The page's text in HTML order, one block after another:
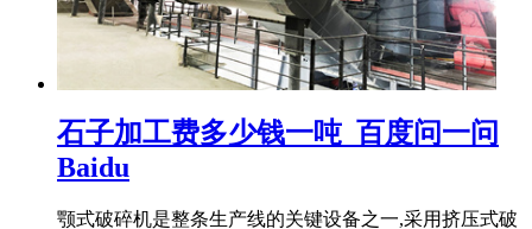
石子加工费多少钱一吨_百度问一问
Baidu
颚式破碎机是整条生产线的关键设备之一,采用挤压式破